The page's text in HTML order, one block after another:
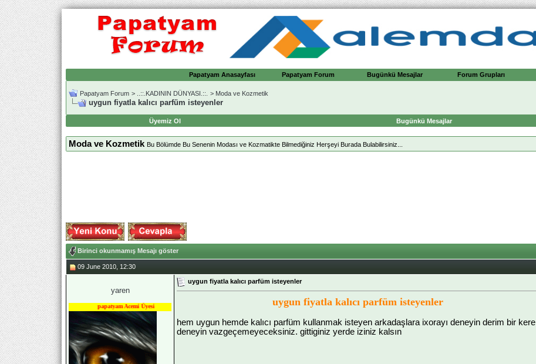
Papatyam Anasayfası Papatyam Forum Bugünkü Mesajlar Forum Grupları
Papatyam Forum > ..::.KADININ DÜNYASI.::. > Moda ve Kozmetik
uygun fiyatla kalıcı parfüm isteyenler
Üyemiz Ol Bugünkü Mesajlar
Moda ve Kozmetik Bu Bölümde Bu Senenin Modası ve Kozmatikte Bilmediğiniz Herşeyi Burada Bulabilirsiniz...
Birinci okunmamış Mesajı göster
09 June 2010, 12:30
yaren
papatyam Acemi Üyesi
uygun fiyatla kalıcı parfüm isteyenler
uygun fiyatla kalıcı parfüm isteyenler
hem uygun hemde kalıcı parfüm kullanmak isteyen arkadaşlara ixorayı deneyin derim bir kere
deneyin vazgeçemeyeceksiniz. gittiginiz yerde iziniz kalsın